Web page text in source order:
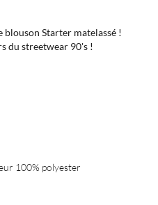
blouson Starter matelassé !
du streetwear 90's !
100% polyester